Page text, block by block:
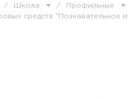
/ Школа / Профильные
средств "Познавательное